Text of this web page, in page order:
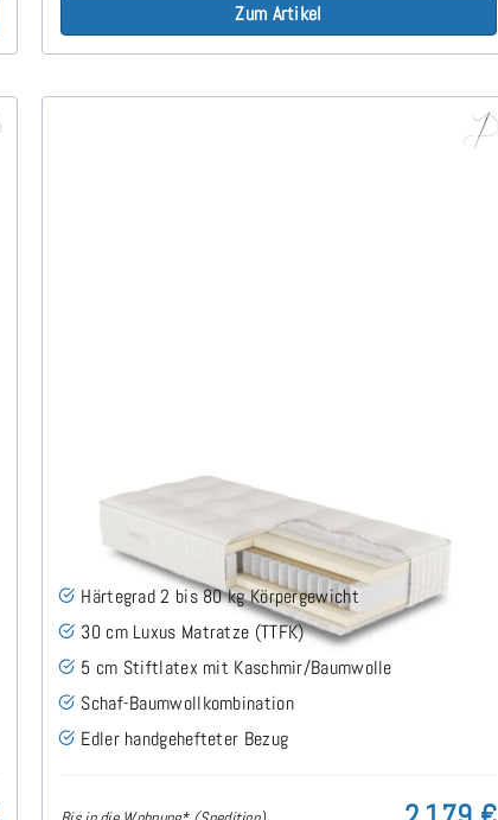
Zum Artikel
ARMINIUS H2 TTFK Luxus Matratze 80x200 cm -
Sonderanfertigung
Härtegrad 2 bis 80 kg Körpergewicht
30 cm Luxus Matratze (TTFK)
5 cm Stiftlatex mit Kaschmir/Baumwolle
Schaf-Baumwollkombination
Edler handgehefteter Bezug